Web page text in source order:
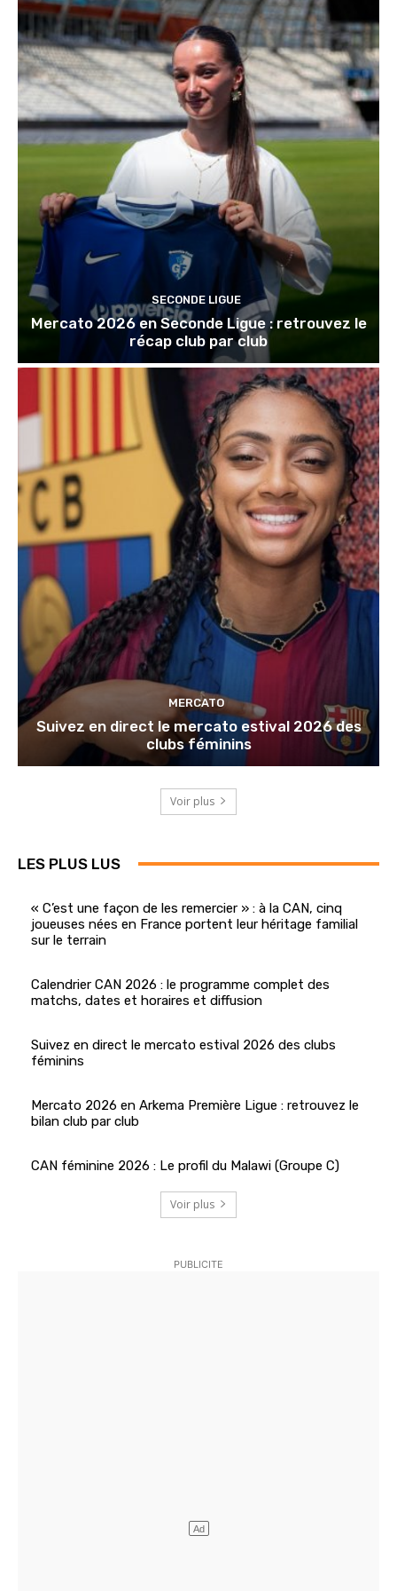
SECONDE LIGUE
Mercato 2026 en Seconde Ligue : retrouvez le
récap club par club
MERCATO
Suivez en direct le mercato estival 2026 des
clubs féminins
Voir plus
LES PLUS LUS
« C’est une façon de les remercier » : à la CAN, cinq
joueuses nées en France portent leur héritage familial
sur le terrain
Calendrier CAN 2026 : le programme complet des
matchs, dates et horaires et diffusion
Suivez en direct le mercato estival 2026 des clubs
féminins
Mercato 2026 en Arkema Première Ligue : retrouvez le
bilan club par club
CAN féminine 2026 : Le profil du Malawi (Groupe C)
Voir plus